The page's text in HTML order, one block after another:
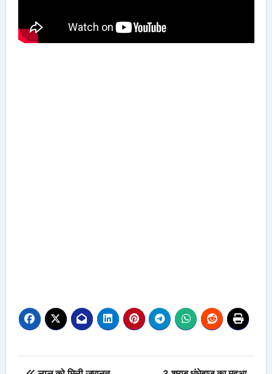
Post